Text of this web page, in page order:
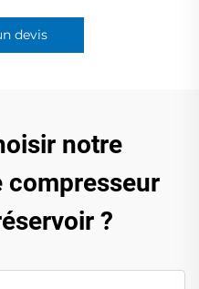
devis
notre
compresseur
?